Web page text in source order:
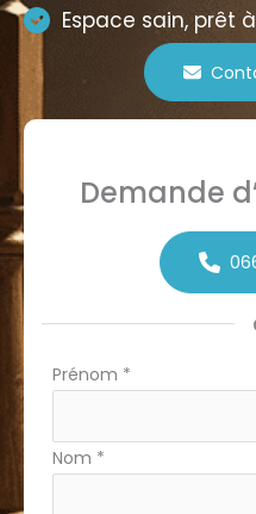
Espace sain, prêt
Demande
Formulaire
Prénom *
Nom *